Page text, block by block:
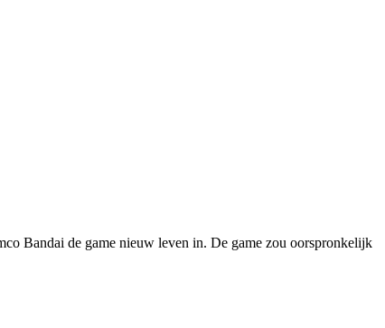
Bandai de game nieuw leven in. De game zou oorspronkelijk